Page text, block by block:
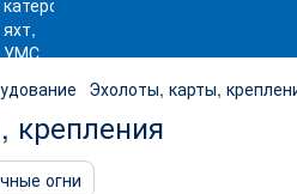
Эхолоты, карты,
крепления
огни